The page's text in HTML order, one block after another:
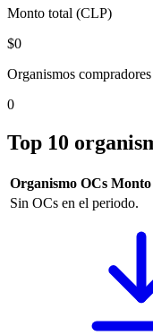
Monto total (CLP)
$0
Organismos compradores
0
Top 10
Organismo OCs
Sin OCs en el periodo.